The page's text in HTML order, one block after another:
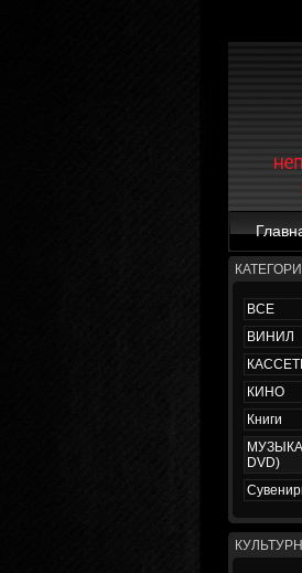
ВСЕ
ВИНИЛ
КИНО
Книги
МУЗЫКА
DVD)